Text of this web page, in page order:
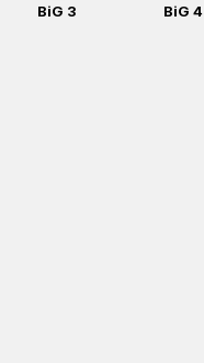
BiG 3 BiG 4